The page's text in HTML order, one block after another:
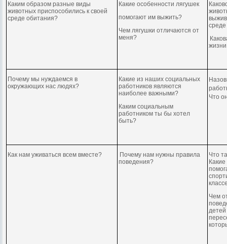
Каким образом разные виды
животных приспособились к своей
среде обитания?
Какие особенности лягушек
помогают им выжить?
Чем лягушки отличаются от
меня?
Почему мы нуждаемся в
окружающих нас людях?
Какие из наших социальных
работников являются
наиболее важными?
Каким социальным
работником ты бы хотел
быть?
Что
Как нам уживаться всем вместе?
Почему нам нужны правила
поведения?
Что
Чем